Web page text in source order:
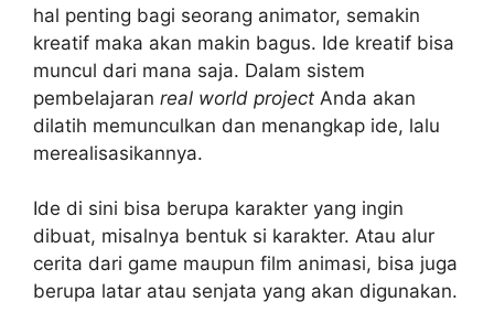
hal penting bagi seorang animator, semakin
kreatif maka akan makin bagus. Ide kreatif bisa
muncul dari mana saja. Dalam sistem
pembelajaran real world project Anda akan
dilatih memunculkan dan menangkap ide, lalu
merealisasikannya.
Ide di sini bisa berupa karakter yang ingin
dibuat, misalnya bentuk si karakter. Atau alur
cerita dari game maupun film animasi, bisa juga
berupa latar atau senjata yang akan digunakan.